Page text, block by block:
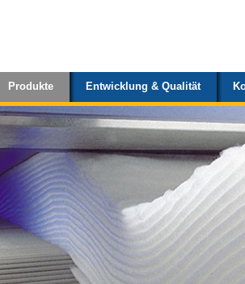
Produkte Entwicklung & Qualität